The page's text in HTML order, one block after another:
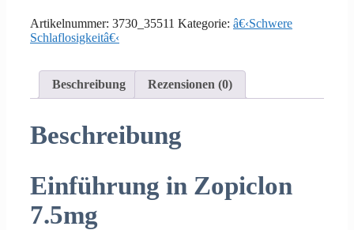
Artikelnummer: 3730_35511 Kategorie: â€‹Schwere
Schlaflosigkeitâ€‹
Beschreibung Rezensionen (0)
Beschreibung
Einführung in Zopiclon
7.5mg